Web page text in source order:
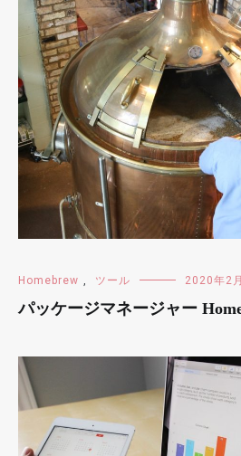
Homebrew , ツール 2020年2
パッケージマネージャー